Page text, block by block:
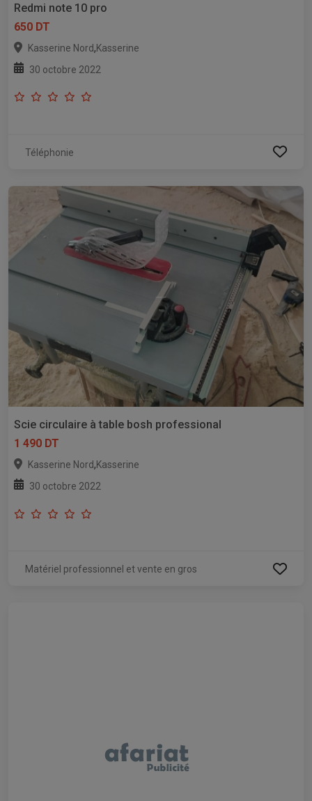
Redmi note 10 pro
650 DT
Kasserine Nord,Kasserine
30 octobre 2022
Téléphonie
Scie circulaire à table bosh professional
1 490 DT
Kasserine Nord,Kasserine
30 octobre 2022
Matériel professionnel et vente en gros